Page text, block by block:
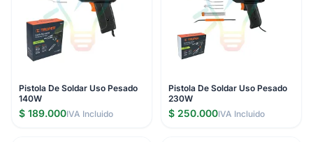
Pistola De Soldar Uso Pesado
140W
$ 189.000IVA Incluido
Pistola De Soldar Uso Pesado
230W
$ 250.000IVA Incluido